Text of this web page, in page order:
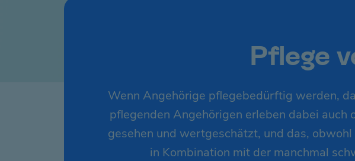
Pflege
Wenn Angehörige pflegebedürftig werden,
pflegenden Angehörigen erleben dabei
gesehen und wertgeschätzt, und das,
in Kombination mit der manchmal